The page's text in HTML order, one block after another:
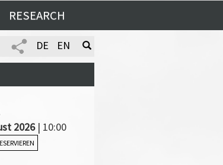
RESEARCH
DE EN
2026| 10:00